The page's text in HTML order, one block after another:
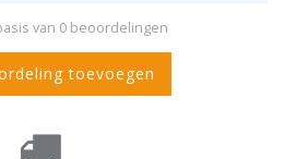
van 0 beoordelingen
toevoegen